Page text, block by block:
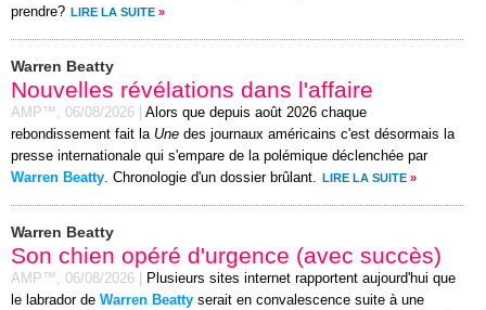
prendre? LIRE LA SUITE »
Warren Beatty
Nouvelles révélations dans l'affaire
AMP™, 06/08/2026
Alors que depuis août 2026 chaque
rebondissement fait la Une des journaux américains c'est désormais la
presse internationale qui s'empare de la polémique déclenchée par
Warren Beatty. Chronologie d'un dossier brûlant. LIRE LA SUITE »
Warren Beatty
Son chien opéré d'urgence (avec succès)
AMP™, 06/08/2026
Plusieurs sites internet rapportent aujourd'hui que
le labrador de Warren Beatty serait en convalescence suite à une